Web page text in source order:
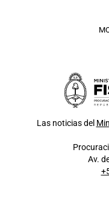
Las noticias del
Av.